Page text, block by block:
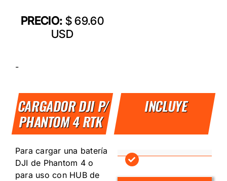
PRECIO: $ 69.60
USD
-
CARGADOR DJI P/
PHANTOM 4 RTK
INCLUYE
Para cargar una batería
DJI de Phantom 4 o
para uso con HUB de